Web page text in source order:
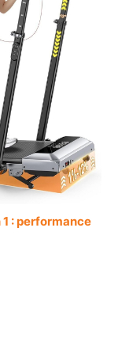
: performance